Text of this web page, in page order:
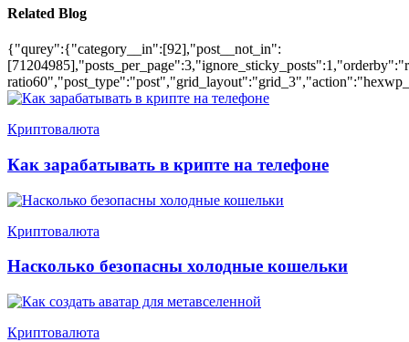
Related Blog
{"qurey":{"category__in":[92],"post__not_in":
Криптовалюта
Как зарабатывать в крипте на телефоне
Криптовалюта
Насколько безопасны холодные кошельки
Криптовалюта